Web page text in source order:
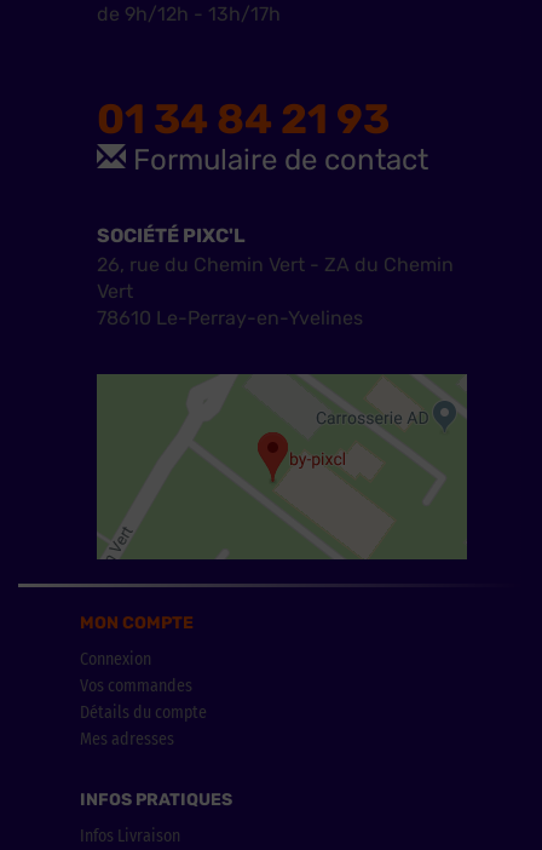
de 9h/12h - 13h/17h
01 34 84 21 93
Formulaire de contact
SOCIÉTÉ PIXC'L
26, rue du Chemin Vert - ZA du Chemin
Vert
78610 Le-Perray-en-Yvelines
MON COMPTE
Connexion
Vos commandes
Détails du compte
Mes adresses
INFOS PRATIQUES
Infos Livraison